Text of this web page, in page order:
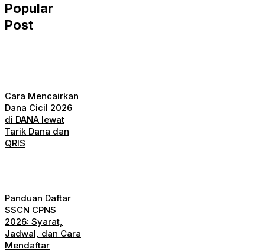
Popular
Post
Cara Mencairkan
Dana Cicil 2026
di DANA lewat
Tarik Dana dan
QRIS
Panduan Daftar
SSCN CPNS
2026: Syarat,
Jadwal, dan Cara
Mendaftar